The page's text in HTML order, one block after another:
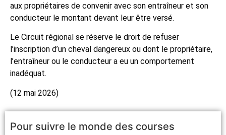
aux propriétaires de convenir avec son entraîneur et son
conducteur le montant devant leur être versé.
Le Circuit régional se réserve le droit de refuser
l’inscription d’un cheval dangereux ou dont le propriétaire,
l’entraîneur ou le conducteur a eu un comportement
inadéquat.
(12 mai 2026)
Pour suivre le monde des courses